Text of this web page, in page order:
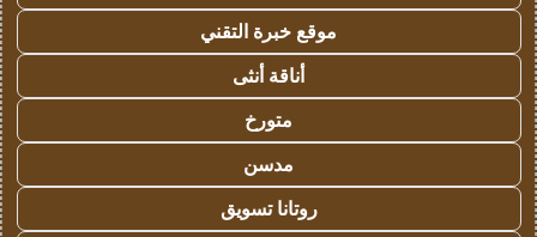
موقع خبرة التقني
أناقة أنثى
متورخ
مدسن
روتانا تسويق